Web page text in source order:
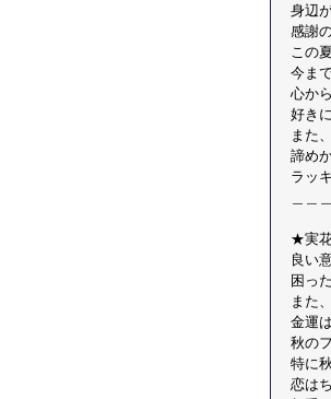
身辺
感謝
この
今ま
心か
好き
また
諦め
ラッ
★実
良い
困っ
また
金運
秋の
特に
恋は